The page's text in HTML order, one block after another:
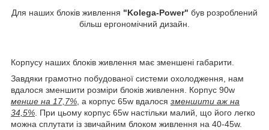
Для наших блоків живлення "Kolega-Power" був розроблений
більш ергономічний дизайн.
Корпусу наших блоків живлення має зменшені габарити.
Завдяки грамотно побудованої системи охолодження, нам
вдалося зменшити розміри блоків живлення. Корпус 90w
менше на 17,7% , а корпус 65w вдалося зменшити аж на
34,5% . При цьому корпус 65w настільки малий, що його легко
можна сплутати із звичайним блоком живлення на 40-45w.